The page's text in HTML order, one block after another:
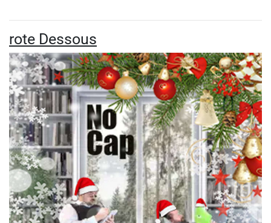
rote Dessous